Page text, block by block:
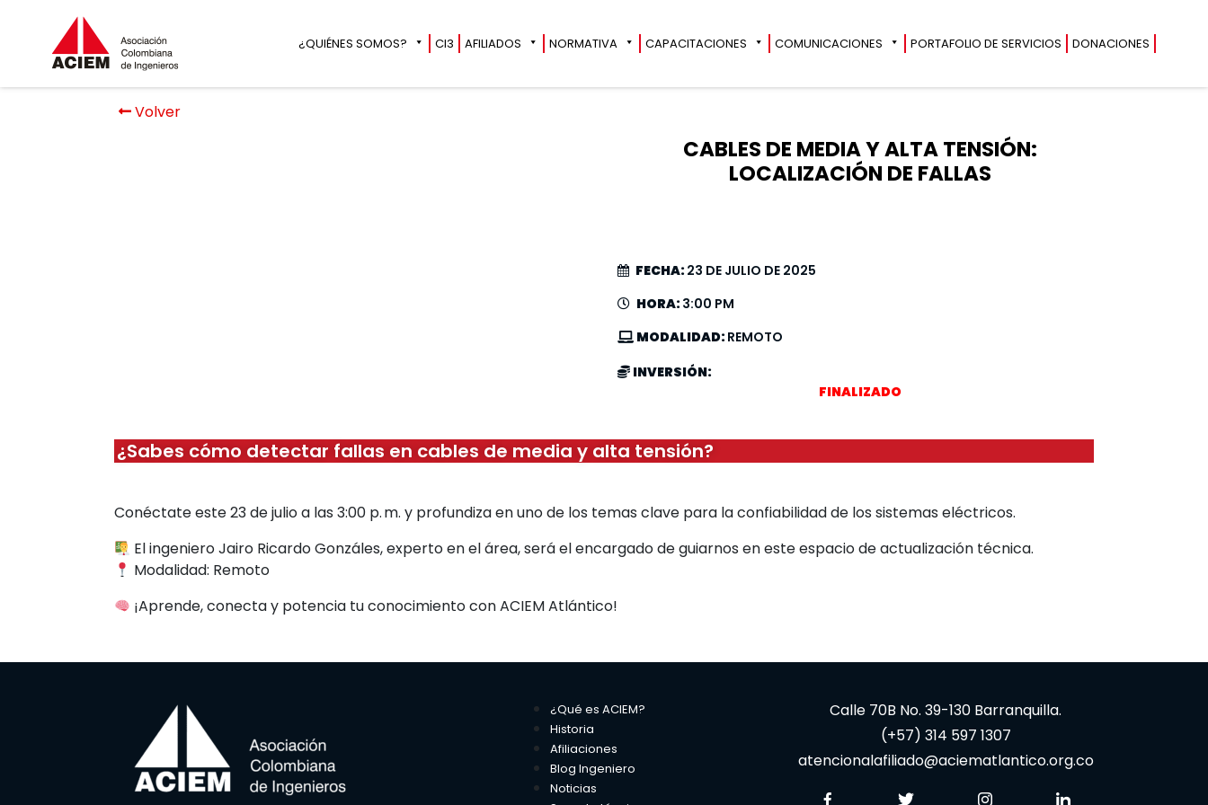
¿QUIÉNES SOMOS? CI3 AFILIADOS NORMATIVA CAPACITACIONES COMUNICACIONES PORTAFOLIO DE SERVICIOS DONACIONES
Volver
CABLES DE MEDIA Y ALTA TENSIÓN:
LOCALIZACIÓN DE FALLAS
FECHA:23 DE JULIO DE 2025
HORA:3:00 PM
MODALIDAD:REMOTO
INVERSIÓN:
FINALIZADO
¿Sabes cómo detectar fallas en cables de media y alta tensión?
Conéctate este 23 de julio a las 3:00 p. m. y profundiza en uno de los temas clave para la confiabilidad de los sistemas eléctricos.
El ingeniero Jairo Ricardo Gonzáles, experto en el área, será el encargado de guiarnos en este espacio de actualización técnica.
Modalidad: Remoto
¡Aprende, conecta y potencia tu conocimiento con ACIEM Atlántico!
¿Qué es ACIEM?
Historia
Afiliaciones
Blog Ingeniero
Noticias
Calle 70B No. 39-130 Barranquilla.
(+57) 314 597 1307
atencionalafiliado@aciematlantico.org.co